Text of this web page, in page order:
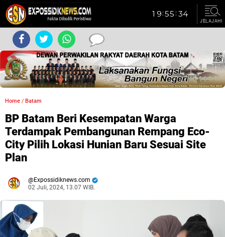
JELAJAHI
Home / Batam
BP Batam Beri Kesempatan Warga
Terdampak Pembangunan Rempang Eco-
City Pilih Lokasi Hunian Baru Sesuai Site
Plan
Expossidiknews.com
02 Juli, 2024, 13.07 WIB.